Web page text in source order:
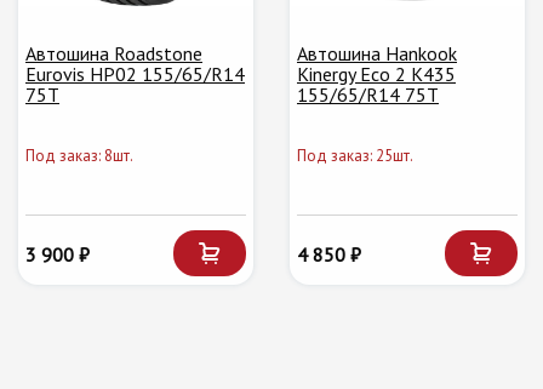
Автошина Roadstone
Eurovis HP02 155/65/R14
75T
Под заказ: 8шт.
3 900 ₽
Автошина Hankook
Kinergy Eco 2 K435
155/65/R14 75T
Под заказ: 25шт.
4 850 ₽